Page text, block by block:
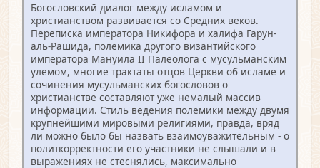
Богословский диалог между исламом и
христианством развивается со Средних веков.
Переписка императора Никифора и халифа Гарун-
аль-Рашида, полемика другого византийского
императора Мануила II Палеолога с мусульманским
улемом, многие трактаты отцов Церкви об исламе и
сочинения мусульманских богословов о
христианстве составляют уже немалый массив
информации. Стиль ведения полемики между двумя
крупнейшими мировыми религиями, правда, вряд
ли можно было бы назвать взаимоуважительным - о
политкорректности его участники не слышали и в
выражениях не стеснялись, максимально